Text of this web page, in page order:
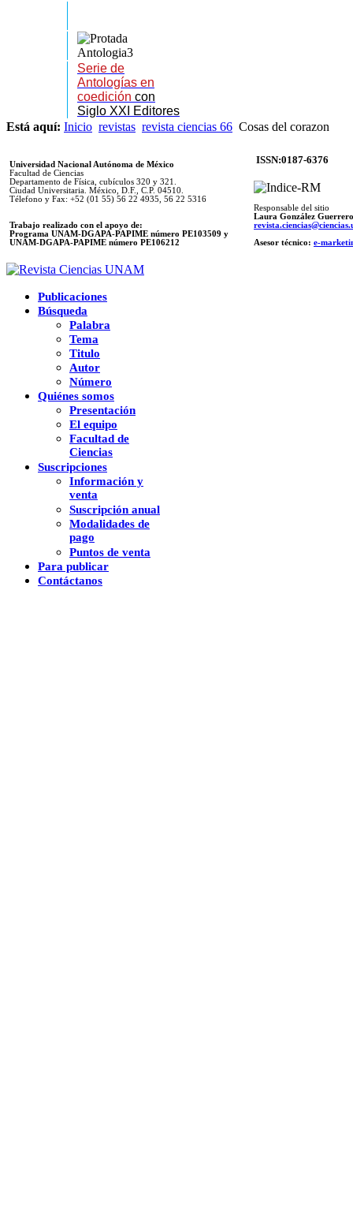
Serie de
Antologías en
coedición con
Siglo XXI Editores
Está aquí: Inicio revistas revista ciencias 66 Cosas del corazon
Universidad Nacional Autónoma de México
Facultad de Ciencias
Departamento de Física, cubículos 320 y 321.
Ciudad Universitaria. México, D.F., C.P. 04510.
Télefono y Fax: +52 (01 55) 56 22 4935, 56 22 5316
Trabajo realizado con el apoyo de:
Programa UNAM-DGAPA-PAPIME número PE103509 y
UNAM-DGAPA-PAPIME número PE106212
ISSN:0187-6376
Responsable del sitio
Laura González Guerrero
Asesor técnico: e-
Publicaciones
Búsqueda
Palabra
Tema
Titulo
Autor
Número
Quiénes somos
Presentación
El equipo
Facultad de
Ciencias
Suscripciones
Información y
venta
Suscripción anual
Modalidades de
pago
Puntos de venta
Para publicar
Contáctanos